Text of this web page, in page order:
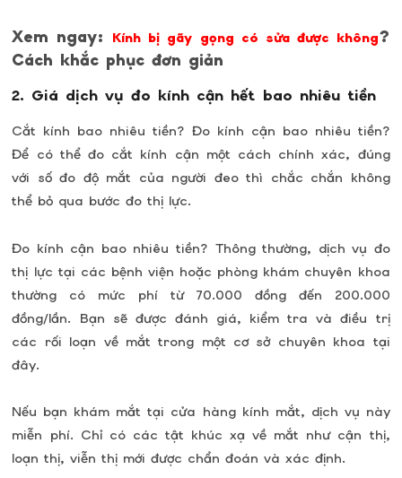
Xem ngay: Kính bị gãy gọng có sửa được không?
Cách khắc phục đơn giản
2. Giá dịch vụ đo kính cận hết bao nhiêu tiền
Cắt kính bao nhiêu tiền? Đo kính cận bao nhiêu tiền?
Để có thể đo cắt kính cận một cách chính xác, đúng
với số đo độ mắt của người đeo thì chắc chắn không
thể bỏ qua bước đo thị lực.
Đo kính cận bao nhiêu tiền? Thông thường, dịch vụ đo
thị lực tại các bệnh viện hoặc phòng khám chuyên khoa
thường có mức phí từ 70.000 đồng đến 200.000
đồng/lần. Bạn sẽ được đánh giá, kiểm tra và điều trị
các rối loạn về mắt trong một cơ sở chuyên khoa tại
đây.
Nếu bạn khám mắt tại cửa hàng kính mắt, dịch vụ này
miễn phí. Chỉ có các tật khúc xạ về mắt như cận thị,
loạn thị, viễn thị mới được chẩn đoán và xác định.